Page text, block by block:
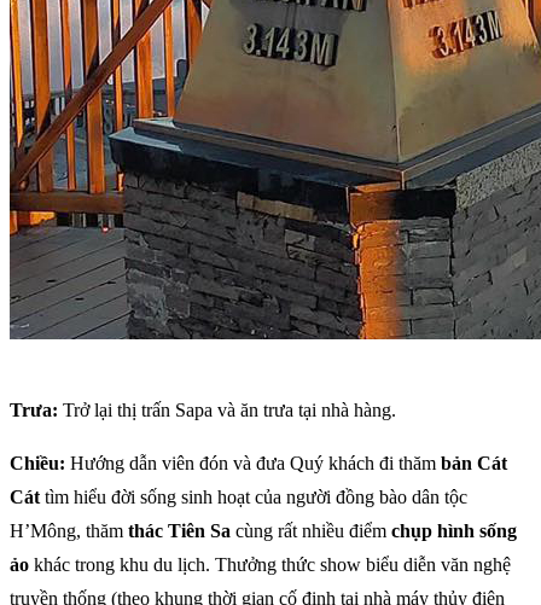
Trưa: Trở lại thị trấn Sapa và ăn trưa tại nhà hàng.
Chiều: Hướng dẫn viên đón và đưa Quý khách đi thăm bản Cát
Cát tìm hiểu đời sống sinh hoạt của người đồng bào dân tộc
H’Mông, thăm thác Tiên Sa cùng rất nhiều điểm chụp hình sống
ảo khác trong khu du lịch. Thưởng thức show biểu diễn văn nghệ
truyền thống (theo khung thời gian cố định tại nhà máy thủy điện